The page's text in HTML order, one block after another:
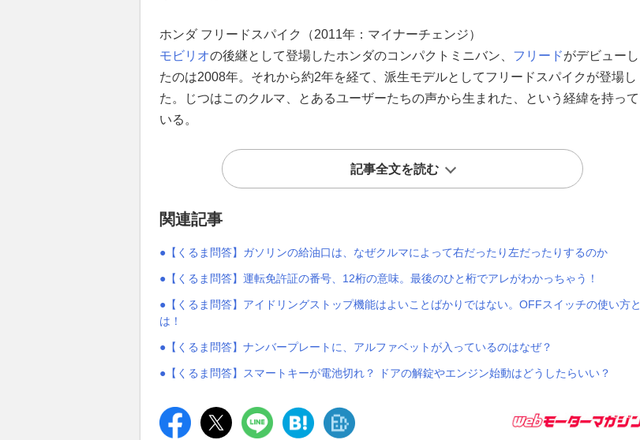
ホンダ フリードスパイク（2011年：マイナーチェンジ）
モビリオの後継として登場したホンダのコンパクトミニバン、 フリードがデビューし
たのは2008年。それから約2年を経て、派生モデルとしてフリードスパイクが登場し
た。じつはこのクルマ、とあるユーザーたちの声から生まれた、という経緯を持って
いる。
記事全文を読む
関連記事
●【くるま問答】ガソリンの給油口は、なぜクルマによって右だったり左だったりするのか
●【くるま問答】運転免許証の番号、12桁の意味。最後のひと桁でアレがわかっちゃう！
●【くるま問答】アイドリングストップ機能はよいことばかりではない。OFFスイッチの使い方と
は！
●【くるま問答】ナンバープレートに、アルファベットが入っているのはなぜ？
●【くるま問答】スマートキーが電池切れ？ ドアの解錠やエンジン始動はどうしたらいい？